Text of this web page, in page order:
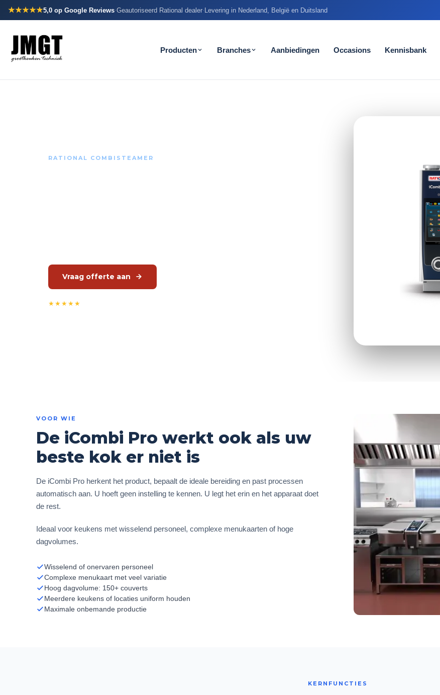
★★★★★5,0 op Google Reviews·Geautoriseerd Rational dealer·Levering in Nederland, België en Duitsland
Producten Branches Aanbiedingen Occasions Kennisbank
RATIONAL COMBISTEAMER
Vraag offerte aan
★★★★★
VOOR WIE
De iCombi Pro werkt ook als uw
beste kok er niet is
De iCombi Pro herkent het product, bepaalt de ideale bereiding en past processen
automatisch aan. U hoeft geen instelling te kennen. U legt het erin en het apparaat doet
de rest.
Ideaal voor keukens met wisselend personeel, complexe menukaarten of hoge
dagvolumes.
Wisselend of onervaren personeel
Complexe menukaart met veel variatie
Hoog dagvolume: 150+ couverts
Meerdere keukens of locaties uniform houden
Maximale onbemande productie
KERNFUNCTIES